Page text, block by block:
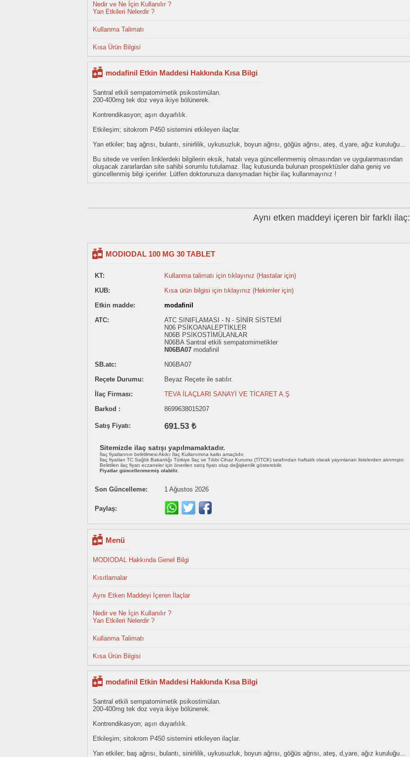
Nedir ve Ne İçin Kullanılır ?
Yan Etkileri Nelerdir ?
Kullanma Talimatı
Kısa Ürün Bilgisi
modafinil Etkin Maddesi Hakkında Kısa Bilgi
Santral etkili sempatomimetik psikostimülan.
200-400mg tek doz veya ikiye bölünerek.
Kontrendikasyon; aşırı duyarlılık.
Etkileşim; sitokrom P450 sistemini etkileyen ilaçlar.
Yan etkiler; baş ağrısı, bulantı, sinirlilik, uykusuzluk, boyun ağrısı, göğüs ağrısı, ateş, d,yare, ağız kuruluğu...
Bu sitede ve verilen linklerdeki bilgilerin eksik, hatalı veya güncellenmemiş olmasından ve uygulanmasından
oluşacak zararlardan site sahibi sorumlu tutulamaz. İlaç kutusunda bulunan prospektüsler daha geniş ve
güncellenmiş bilgi içerirler. Lütfen doktorunuza danışmadan hiçbir ilaç kullanmayınız !
Aynı etken maddeyi içeren bir farklı ilaç:
MODIODAL 100 MG 30 TABLET
KT:
Kullanma talimatı için tıklayınız (Hastalar için)
KUB:
Kısa ürün bilgisi için tıklayınız (Hekimler için)
Etkin madde:
modafinil
ATC:
ATC SINIFLAMASI - N - SİNİR SİSTEMİ
N06 PSİKOANALEPTİKLER
N06B PSİKOSTİMÜLANLAR
N06BA Santral etkili sempatomimetikler
N06BA07 modafinil
SB.atc:
N06BA07
Reçete Durumu:
Beyaz Reçete ile satılır.
İlaç Firması:
TEVA İLAÇLARI SANAYİ VE TİCARET A.Ş
Barkod :
8699638015207
Satış Fiyatı: 691.53 ₺
Sitemizde ilaç satışı yapılmamaktadır.
İlaç fiyatlarının belirtilmesi Akılcı İlaç Kullanımına katkı amaçlıdır.
İlaç fiyatları TC Sağlık Bakanlığı Türkiye İlaç ve Tıbbi Cihaz Kurumu (TİTCK) tarafından haftalık olarak yayınlanan listelerden alınmıştır.
Belirtilen ilaç fiyatı eczaneler için önerilen satış fiyatı olup değişkenlik gösterebilir.
Fiyatlar güncellenmemiş olabilir.
Son Güncelleme: 1 Ağustos 2026
Paylaş:
Menü
MODIODAL Hakkında Genel Bilgi
Kısıtlamalar
Aynı Etken Maddeyi İçeren İlaçlar
Nedir ve Ne İçin Kullanılır ?
Yan Etkileri Nelerdir ?
Kullanma Talimatı
Kısa Ürün Bilgisi
modafinil Etkin Maddesi Hakkında Kısa Bilgi
Santral etkili sempatomimetik psikostimülan.
200-400mg tek doz veya ikiye bölünerek.
Kontrendikasyon; aşırı duyarlılık.
Etkileşim; sitokrom P450 sistemini etkileyen ilaçlar.
Yan etkiler; baş ağrısı, bulantı, sinirlilik, uykusuzluk, boyun ağrısı, göğüs ağrısı, ateş, d,yare, ağız kuruluğu...